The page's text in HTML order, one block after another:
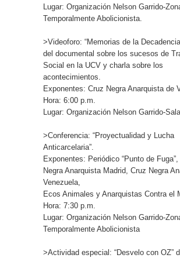
Lugar: Organización Nelson Garrido-
Temporalmente Abolicionista.
>Videoforo: “Memorias de la
del documental sobre los sucesos de
Social en la UCV y charla sobre los
acontecimientos.
Exponentes: Cruz Negra Anarquista de
Hora: 6:00 p.m.
Lugar: Organización Nelson Garrido-
>Conferencia: “Proyectualidad y Lucha
Anticarcelaria”.
Exponentes: Periódico “Punto de Fuga”,
Negra Anarquista Madrid, Cruz Negra
Venezuela,
Ecos Animales y Anarquistas Contra el
Hora: 7:30 p.m.
Lugar: Organización Nelson Garrido-
Temporalmente Abolicionista
>Actividad especial: “Desvelo con OZ”